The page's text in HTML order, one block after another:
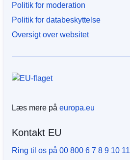
Politik for moderation
Politik for databeskyttelse
Oversigt over websitet
Læs mere på europa.eu
Kontakt EU
Ring til os på 00 800 6 7 8 9 10 11